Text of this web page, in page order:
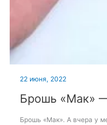
22 июня, 2022
Брошь «Мак»
Брошь «Мак». А вчера у